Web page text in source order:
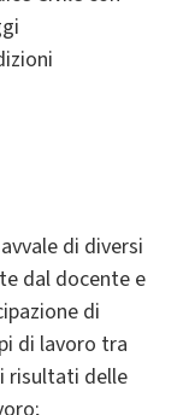
di diversi
dal docente e
di
di lavoro tra
risultati delle